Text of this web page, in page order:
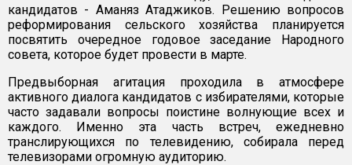
кандидатов - Аманяз Атаджиков. Решению вопросов
реформирования сельского хозяйства планируется
посвятить очередное годовое заседание Народного
совета, которое будет провести в марте.
Предвыборная агитация проходила в атмосфере
активного диалога кандидатов с избирателями, которые
часто задавали вопросы поистине волнующие всех и
каждого. Именно эта часть встреч, ежедневно
транслирующихся по телевидению, собирала перед
телевизорами огромную аудиторию.